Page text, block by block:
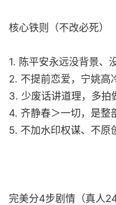
核心铁则（不改必死）
1. 陈平安永远没背景、
2. 不提前恋爱，宁姚高
3. 少废话讲道理，多拍
4. 齐静春＞一切，是整
5. 不加水印权谋、不原
完美分4步剧情（真人